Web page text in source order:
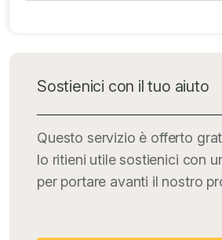
Sostienici con il tuo aiuto
Questo servizio è offerto
lo ritieni utile sostienici con
per portare avanti il nostro